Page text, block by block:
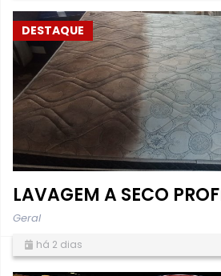
DESTAQUE
LAVAGEM A SECO
Geral
há 2 dias